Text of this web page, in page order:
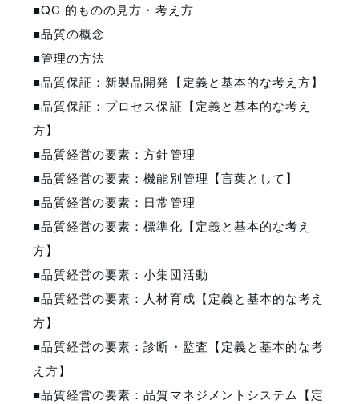
■QC 的ものの見方・考え方
■品質の概念
■管理の方法
■品質保証：新製品開発【定義と基本的な考え方】
■品質保証：プロセス保証【定義と基本的な考え
方】
■品質経営の要素：方針管理
■品質経営の要素：機能別管理【言葉として】
■品質経営の要素：日常管理
■品質経営の要素：標準化【定義と基本的な考え
方】
■品質経営の要素：小集団活動
■品質経営の要素：人材育成【定義と基本的な考え
方】
■品質経営の要素：診断・監査【定義と基本的な考
え方】
■品質経営の要素：品質マネジメントシステム【定